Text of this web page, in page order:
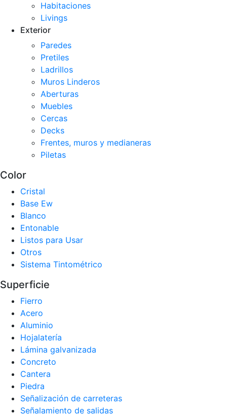
Habitaciones
Livings
Exterior
Paredes
Pretiles
Ladrillos
Muros Linderos
Aberturas
Muebles
Cercas
Decks
Frentes, muros y medianeras
Piletas
Color
Cristal
Base Ew
Blanco
Entonable
Listos para Usar
Otros
Sistema Tintométrico
Superficie
Fierro
Acero
Aluminio
Hojalatería
Lámina galvanizada
Concreto
Cantera
Piedra
Señalización de carreteras
Señalamiento de salidas